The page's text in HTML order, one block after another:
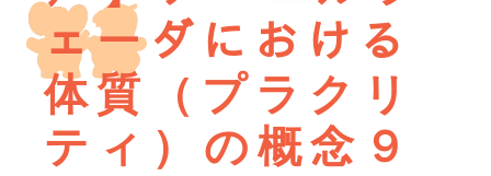
ェーダにおける
体質（プラクリ
ティ）の概念９